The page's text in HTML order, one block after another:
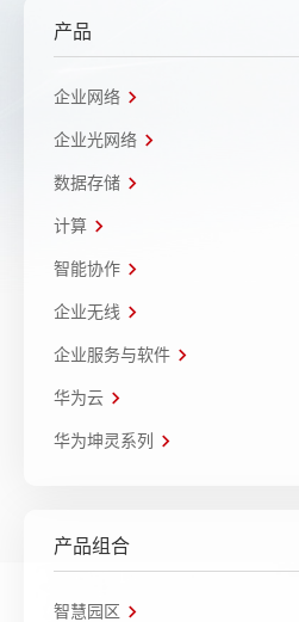
产品
企业网络
企业光网络
数据存储
计算
智能协作
企业无线
企业服务与软件
华为云
华为坤灵系列
产品组合
智慧园区